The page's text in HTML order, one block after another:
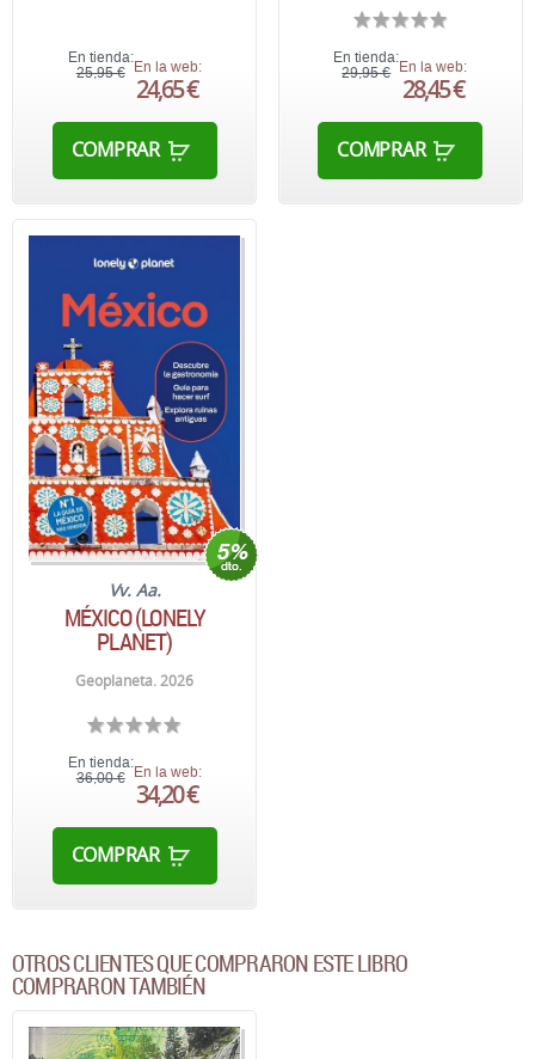
En tienda:
25,95 € En la web:
24,65 €
COMPRAR
En tienda:
29,95 €
En la web:
28,45 €
COMPRAR
Vv. Aa.
MÉXICO (LONELY
PLANET)
Geoplaneta. 2026
En tienda:
36,00 € En la web:
34,20 €
COMPRAR
OTROS CLIENTES QUE COMPRARON ESTE LIBRO
COMPRARON TAMBIÉN